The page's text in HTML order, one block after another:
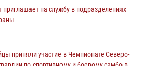
приглашает на службу в подразделениях
приняли участие в Чемпионате Северо-